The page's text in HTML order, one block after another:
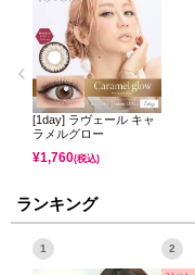
[1day] ラヴェール キャ
ラメルグロー
¥1,760(税込)
ランキング
1 2